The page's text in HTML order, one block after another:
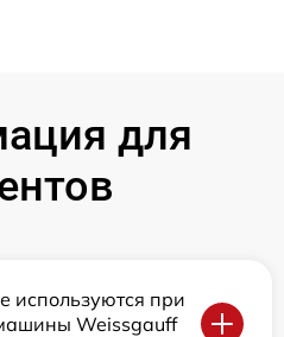
для
используются при
Weissgauff